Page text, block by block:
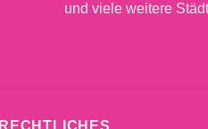
und viele weitere